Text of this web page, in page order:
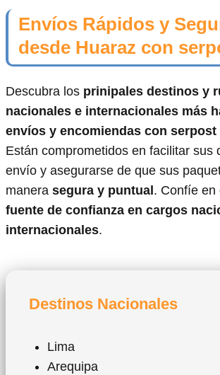
Envíos Rápidos y
desde Huaraz con
Descubra los prinipales destinos y
nacionales e internacionales más
envíos y encomiendas con serpost
Están comprometidos en facilitar sus
envío y asegurarse de que sus
manera segura y puntual . Confíe en
fuente de confianza en cargos
internacionales.
Destinos Nacionales
Lima
Arequipa